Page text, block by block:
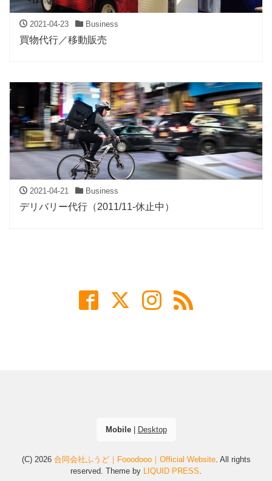
2021-04-23 Business
買物代行／移動販売
2021-04-21 Business
デリバリー代行（2011/11-休止中）
Mobile| Desktop
(C) 2026 合同会社ふうど｜Fooodooo｜Official Website. All rights
reserved. Theme by LIQUID PRESS